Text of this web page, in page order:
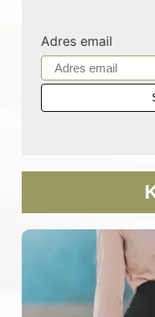
Adres email